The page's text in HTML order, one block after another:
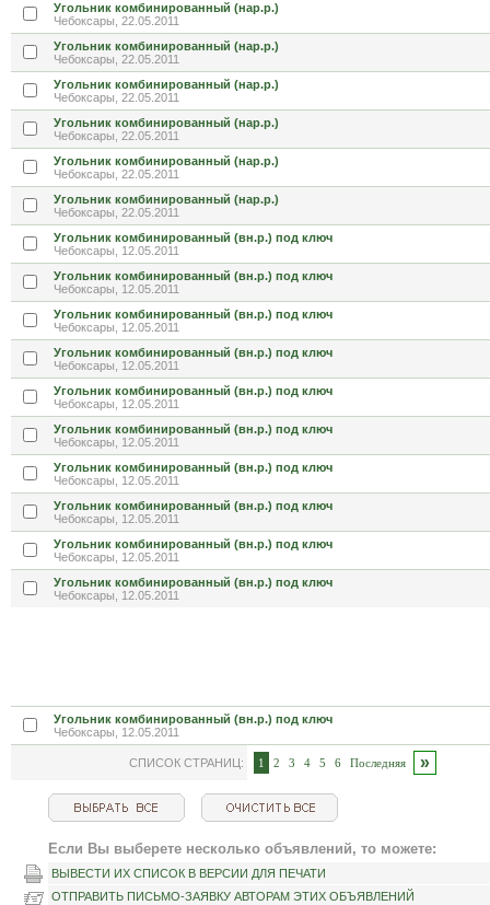
Угольник комбинированный (нар.р.)
Чебоксары, 22.05.2011
Угольник комбинированный (нар.р.)
Чебоксары, 22.05.2011
Угольник комбинированный (нар.р.)
Чебоксары, 22.05.2011
Угольник комбинированный (нар.р.)
Чебоксары, 22.05.2011
Угольник комбинированный (нар.р.)
Чебоксары, 22.05.2011
Угольник комбинированный (нар.р.)
Чебоксары, 22.05.2011
Угольник комбинированный (вн.р.) под ключ
Чебоксары, 12.05.2011
Угольник комбинированный (вн.р.) под ключ
Чебоксары, 12.05.2011
Угольник комбинированный (вн.р.) под ключ
Чебоксары, 12.05.2011
Угольник комбинированный (вн.р.) под ключ
Чебоксары, 12.05.2011
Угольник комбинированный (вн.р.) под ключ
Чебоксары, 12.05.2011
Угольник комбинированный (вн.р.) под ключ
Чебоксары, 12.05.2011
Угольник комбинированный (вн.р.) под ключ
Чебоксары, 12.05.2011
Угольник комбинированный (вн.р.) под ключ
Чебоксары, 12.05.2011
Угольник комбинированный (вн.р.) под ключ
Чебоксары, 12.05.2011
Угольник комбинированный (вн.р.) под ключ
Чебоксары, 12.05.2011
Угольник комбинированный (вн.р.) под ключ
Чебоксары, 12.05.2011
СПИСОК СТРАНИЦ: 1 2 3 4 5 6 Последняя »
Если Вы выберете несколько объявлений, то можете:
ВЫВЕСТИ ИХ СПИСОК В ВЕРСИИ ДЛЯ ПЕЧАТИ
ОТПРАВИТЬ ПИСЬМО-ЗАЯВКУ АВТОРАМ ЭТИХ ОБЪЯВЛЕНИЙ